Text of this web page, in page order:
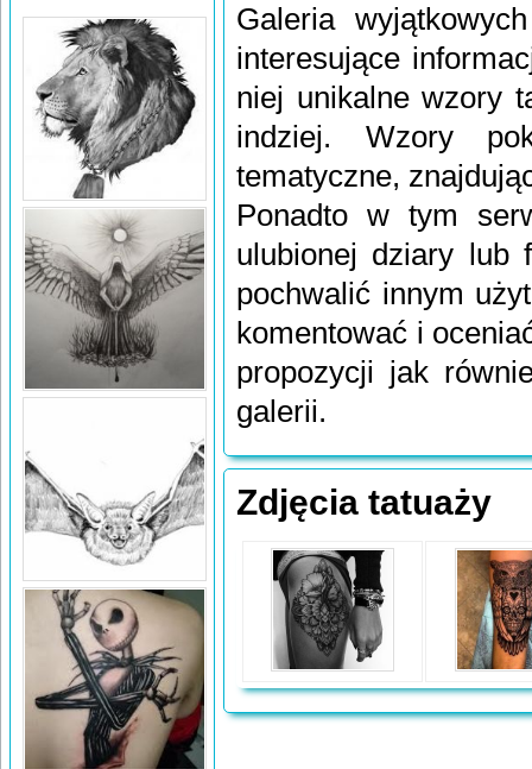
Galeria
interesujące
niej unikalne wzory
indziej. Wzory
tematyczne,
Ponadto w tym
ulubionej dziary lub
pochwalić innym
komentować i
propozycji jak
galerii.
Zdjęcia tatuaży